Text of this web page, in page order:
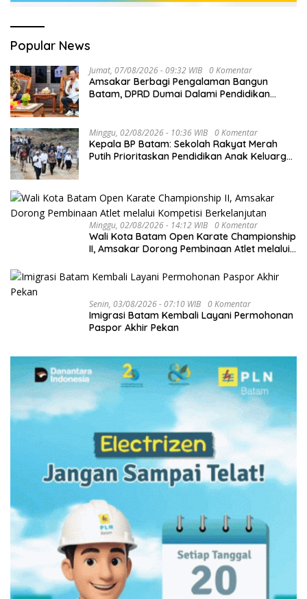
Popular News
Jumat, 07/08/2026 - 09:32 WIB 0 Komentar
Amsakar Berbagi Pengalaman Bangun
Batam, DPRD Dumai Dalami Pendidikan
Minggu, 02/08/2026 - 10:36 WIB 0 Komentar
Kepala BP Batam: Sekolah Rakyat Merah
Putih Prioritaskan Pendidikan Anak Keluarga
Minggu, 02/08/2026 - 14:12 WIB 0 Komentar
Wali Kota Batam Open Karate Championship
II, Amsakar Dorong Pembinaan Atlet melalui
Senin, 03/08/2026 - 07:10 WIB 0 Komentar
Imigrasi Batam Kembali Layani Permohonan
Paspor Akhir Pekan